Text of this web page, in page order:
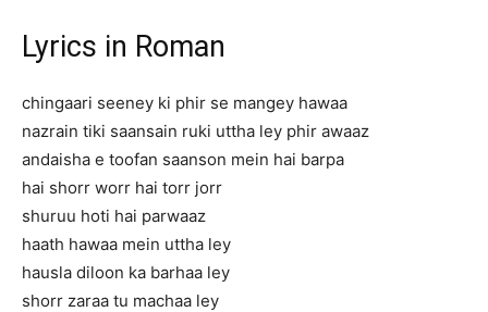
Lyrics in Roman
chingaari seeney ki phir se mangey hawaa
nazrain tiki saansain ruki uttha ley phir awaaz
andaisha e toofan saanson mein hai barpa
hai shorr worr hai torr jorr
shuruu hoti hai parwaaz
haath hawaa mein uttha ley
hausla diloon ka barhaa ley
shorr zaraa tu machaa ley